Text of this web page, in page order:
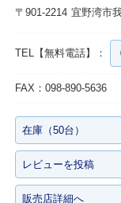
〒901-2214 宜野湾市
TEL【無料電話】：
FAX：098-890-5636
在庫（50台）
レビューを投稿
販売店詳細へ